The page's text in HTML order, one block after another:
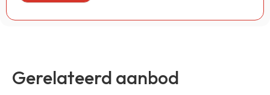
Gerelateerd aanbod